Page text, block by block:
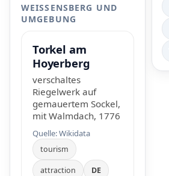
WEISSENSBERG UND U
MGEBUNG
Torkel am
Hoyerberg
verschaltes
Riegelwerk auf
gemauertem Sockel,
mit Walmdach, 1776
Quelle: Wikidata
tourism
attraction DE